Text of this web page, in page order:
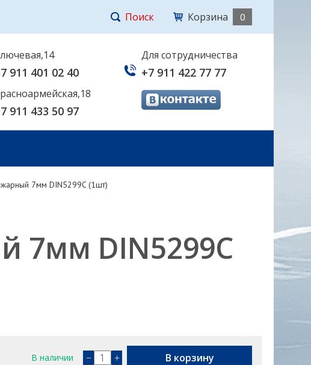
Поиск Корзина 0
911 401 02 40
911 433 50 97
Для сотрудничества
+7 911 422 77 77
7мм DIN5299C (1шт)
7мм DIN5299C
В наличии − + В корзину